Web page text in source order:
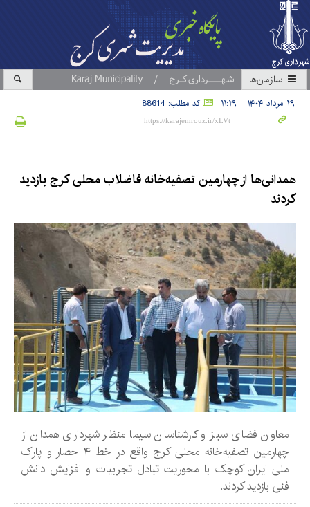
سازمان‎ها
۲۹ مرداد ۱۴۰۴ - ۱۱:۲۹ کد مطلب: 88614
همدانی‌ها از چهارمین تصفیه‌خانه فاضلاب محلی کرج بازدید
کردند
معاون فضای سبز و کارشناسان سیما منظر شهرداری همدان از
چهارمین تصفیه‌خانه محلی کرج واقع در خط ۴ حصار و پارک
ملی ایران کوچک با محوریت تبادل تجربیات و افزایش دانش
فنی بازدید کردند.